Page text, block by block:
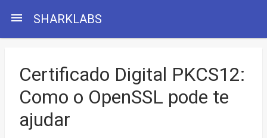
menu SHARKLABS
Certificado Digital PKCS12:
Como o OpenSSL pode te
ajudar